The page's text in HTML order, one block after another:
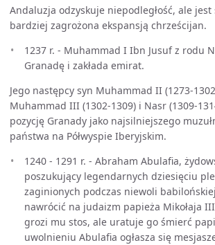
Andaluzja odzyskuje niepodległość, ale jest
bardziej zagrożona ekspansją chrześcijan.
1237 r. - Muhammad I Ibn Jusuf z rodu
Granadę i zakłada emirat.
Jego następcy syn Muhammad II (1273-
Muhammad III (1302-1309) i Nasr (1309-
pozycję Granady jako najsilniejszego
państwa na Półwyspie Iberyjskim.
1240 - 1291 r. - Abraham Abulafia,
poszukujący legendarnych dziesięciu
zaginionych podczas niewoli
nawrócić na judaizm papieża Mikołaja
grozi mu stos, ale uratuje go śmierć
uwolnieniu Abulafia ogłasza się